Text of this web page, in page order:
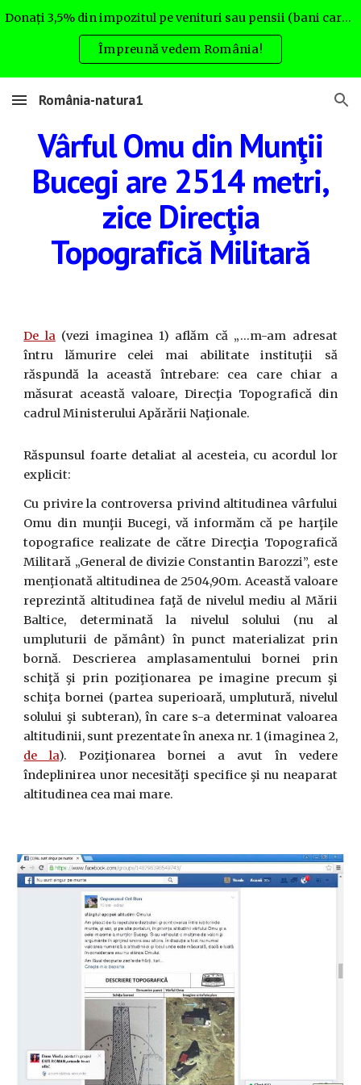
Skip to main content
Donați 3,5% din impozitul pe venituri sau pensii (bani care altfel nu rămân la Dvs.) pentru România natura. Uite cum:
Împreună vedem România!
România-natura1
Vârful Omu din Munţii
Bucegi are 2514 metri,
zice Direcţia
Topografică Militară
De la(vezi imaginea 1) aflăm că „...m-am adresat
întru lămurire celei mai abilitate instituţii să
răspundă la această întrebare: cea care chiar a
măsurat această valoare, Direcţia Topografică din
cadrul Ministerului Apărării Naţionale.
Răspunsul foarte detaliat al acesteia, cu acordul lor
explicit:
Cu privire la controversa privind altitudinea vârfului
Omu din munţii Bucegi, vă informăm că pe harţile
topografice realizate de către Direcţia Topografică
Militară „General de divizie Constantin Barozzi”, este
menţionată altitudinea de 2504,90m. Această valoare
reprezintă altitudinea faţă de nivelul mediu al Mării
Baltice, determinată la nivelul solului (nu al
umpluturii de pământ) în punct materializat prin
bornă. Descrierea amplasamentului bornei prin
schiţă şi prin poziţionarea pe imagine precum şi
schiţa bornei (partea superioară, umplutură, nivelul
solului şi subteran), în care s-a determinat valoarea
altitudinii, sunt prezentate în anexa nr. 1 (imaginea 2,
de la). Poziţionarea bornei a avut în vedere
îndeplinirea unor necesităţi specifice şi nu neaparat
altitudinea cea mai mare.